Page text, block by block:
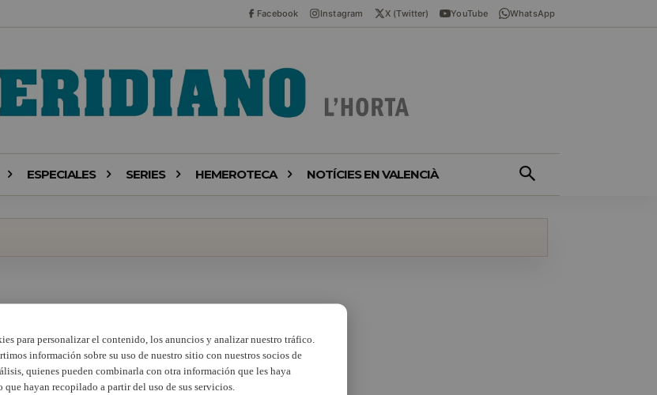
Facebook Instagram X (Twitter) YouTube WhatsApp
ESPECIALES SERIES HEMEROTECA NOTÍCIES EN VALENCIÀ
para personalizar el contenido, los anuncios y analizar nuestro tráfico.
información sobre su uso de nuestro sitio con nuestros socios de
quienes pueden combinarla con otra información que les haya
hayan recopilado a partir del uso de sus servicios.